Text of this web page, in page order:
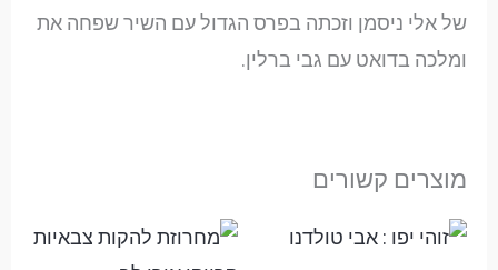
של אלי ניסמן וזכתה בפרס הגדול עם השיר שפחה את
ומלכה בדואט עם גבי ברלין.
מוצרים קשורים